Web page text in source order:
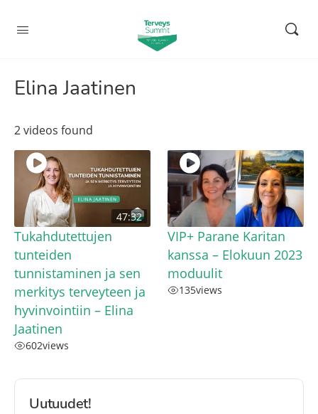
Elina Jaatinen
2 videos found
47:32
Tukahdutettujen
tunteiden
tunnistaminen ja sen
merkitys terveyteen ja
hyvinvointiin – Elina
Jaatinen
602views
VIP+ Parane Karitan
kanssa – Elokuun 2023
moduulit
135views
Uutuudet!